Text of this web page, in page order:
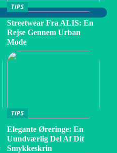
TIPS
Streetwear Fra ALIS: En
Rejse Gennem Urban
Mode
TIPS
Elegante Øreringe: En
Uundværlig Del Af Dit
Smykkeskrin